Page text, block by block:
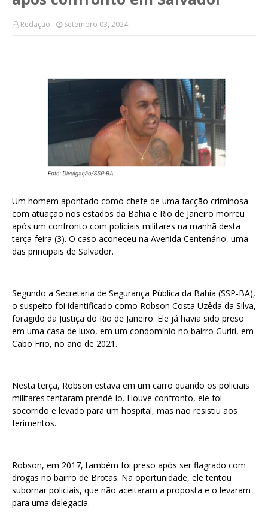
Redação Setembro 03, 2024
Um homem apontado como chefe de uma facção criminosa
com atuação nos estados da Bahia e Rio de Janeiro morreu
após um confronto com policiais militares na manhã desta
terça-feira (3). O caso aconeceu na Avenida Centenário, uma
das principais de Salvador.
Segundo a Secretaria de Segurança Pública da Bahia (SSP-BA),
o suspeito foi identificado como Robson Costa Uzêda da Silva,
foragido da Justiça do Rio de Janeiro. Ele já havia sido preso
em uma casa de luxo, em um condomínio no bairro Guriri, em
Cabo Frio, no ano de 2021.
Nesta terça, Robson estava em um carro quando os policiais
militares tentaram prendê-lo. Houve confronto, ele foi
socorrido e levado para um hospital, mas não resistiu aos
ferimentos.
Robson, em 2017, também foi preso após ser flagrado com
drogas no bairro de Brotas. Na oportunidade, ele tentou
subornar policiais, que não aceitaram a proposta e o levaram
para uma delegacia.